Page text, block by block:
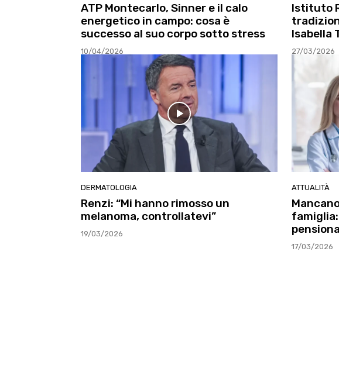
ATP Montecarlo, Sinner e il calo
energetico in campo: cosa è
successo al suo corpo sotto stress
10/04/2026
Istituto
Isabella
27/03/2026
DERMATOLOGIA
Renzi: “Mi hanno rimosso un
melanoma, controllatevi”
19/03/2026
ATTUALITÀ
17/03/2026